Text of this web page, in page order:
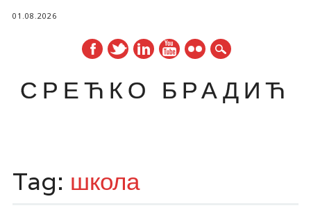
01.08.2026
СРЕЋКО БРАДИЋ
content
Tag: школа